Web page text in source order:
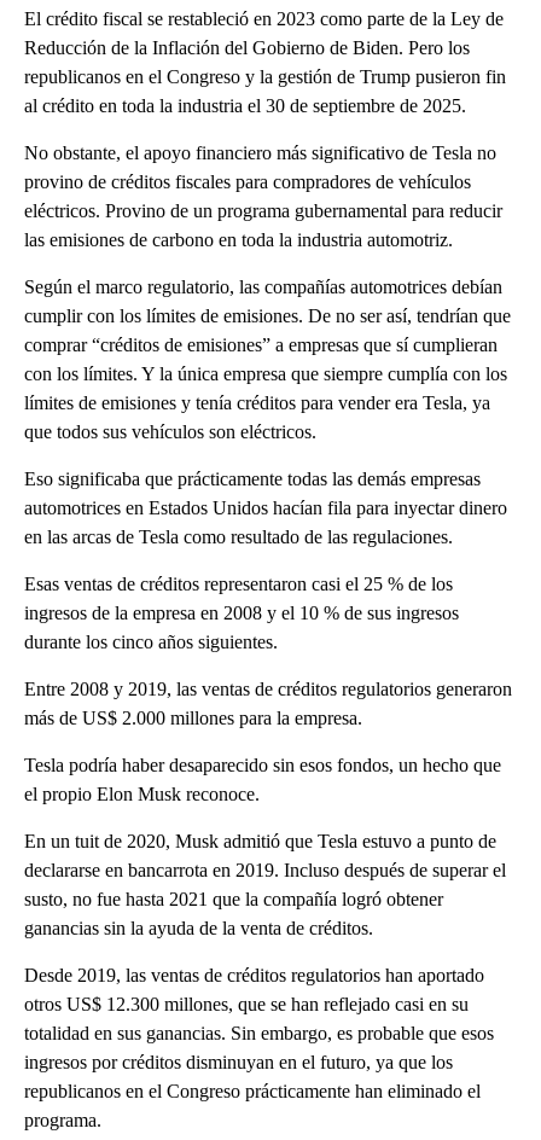
El crédito fiscal se restableció en 2023 como parte de la Ley de
Reducción de la Inflación del Gobierno de Biden. Pero los
republicanos en el Congreso y la gestión de Trump pusieron fin
al crédito en toda la industria el 30 de septiembre de 2025.
No obstante, el apoyo financiero más significativo de Tesla no
provino de créditos fiscales para compradores de vehículos
eléctricos. Provino de un programa gubernamental para reducir
las emisiones de carbono en toda la industria automotriz.
Según el marco regulatorio, las compañías automotrices debían
cumplir con los límites de emisiones. De no ser así, tendrían que
comprar “créditos de emisiones” a empresas que sí cumplieran
con los límites. Y la única empresa que siempre cumplía con los
límites de emisiones y tenía créditos para vender era Tesla, ya
que todos sus vehículos son eléctricos.
Eso significaba que prácticamente todas las demás empresas
automotrices en Estados Unidos hacían fila para inyectar dinero
en las arcas de Tesla como resultado de las regulaciones.
Esas ventas de créditos representaron casi el 25 % de los
ingresos de la empresa en 2008 y el 10 % de sus ingresos
durante los cinco años siguientes.
Entre 2008 y 2019, las ventas de créditos regulatorios generaron
más de US$ 2.000 millones para la empresa.
Tesla podría haber desaparecido sin esos fondos, un hecho que
el propio Elon Musk reconoce.
En un tuit de 2020, Musk admitió que Tesla estuvo a punto de
declararse en bancarrota en 2019. Incluso después de superar el
susto, no fue hasta 2021 que la compañía logró obtener
ganancias sin la ayuda de la venta de créditos.
Desde 2019, las ventas de créditos regulatorios han aportado
otros US$ 12.300 millones, que se han reflejado casi en su
totalidad en sus ganancias. Sin embargo, es probable que esos
ingresos por créditos disminuyan en el futuro, ya que los
republicanos en el Congreso prácticamente han eliminado el
programa.